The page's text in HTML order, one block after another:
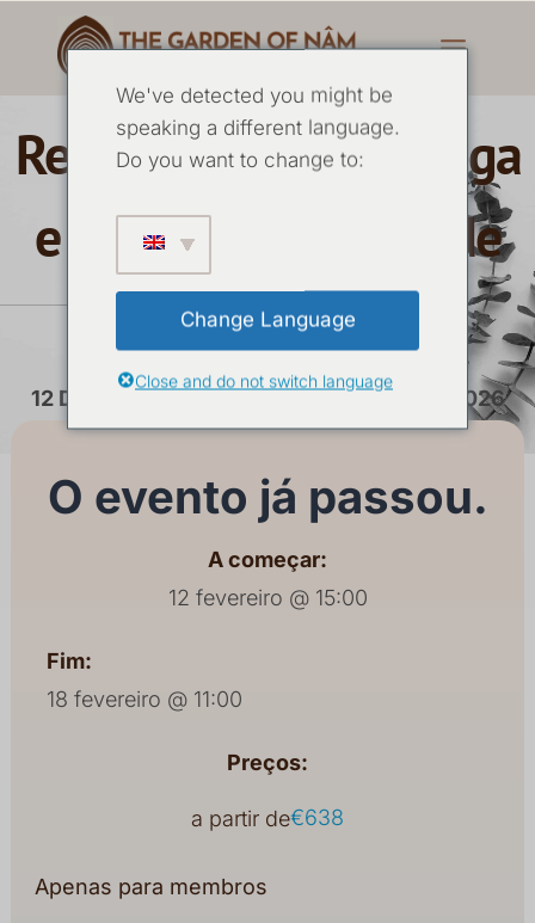
Retiro de 7 dias de Yoga
e Silêncio fevereiro de
2026
12 DE FEVEREIRO-18 DE FEVEREIRO DE 2026
O evento já passou.
A começar:
12 fevereiro @ 15:00
Fim:
18 fevereiro @ 11:00
Preços:
a partir de€638
Apenas para membros
We've detected you might be
speaking a different language.
Do you want to change to:
Change Language
Close and do not switch language